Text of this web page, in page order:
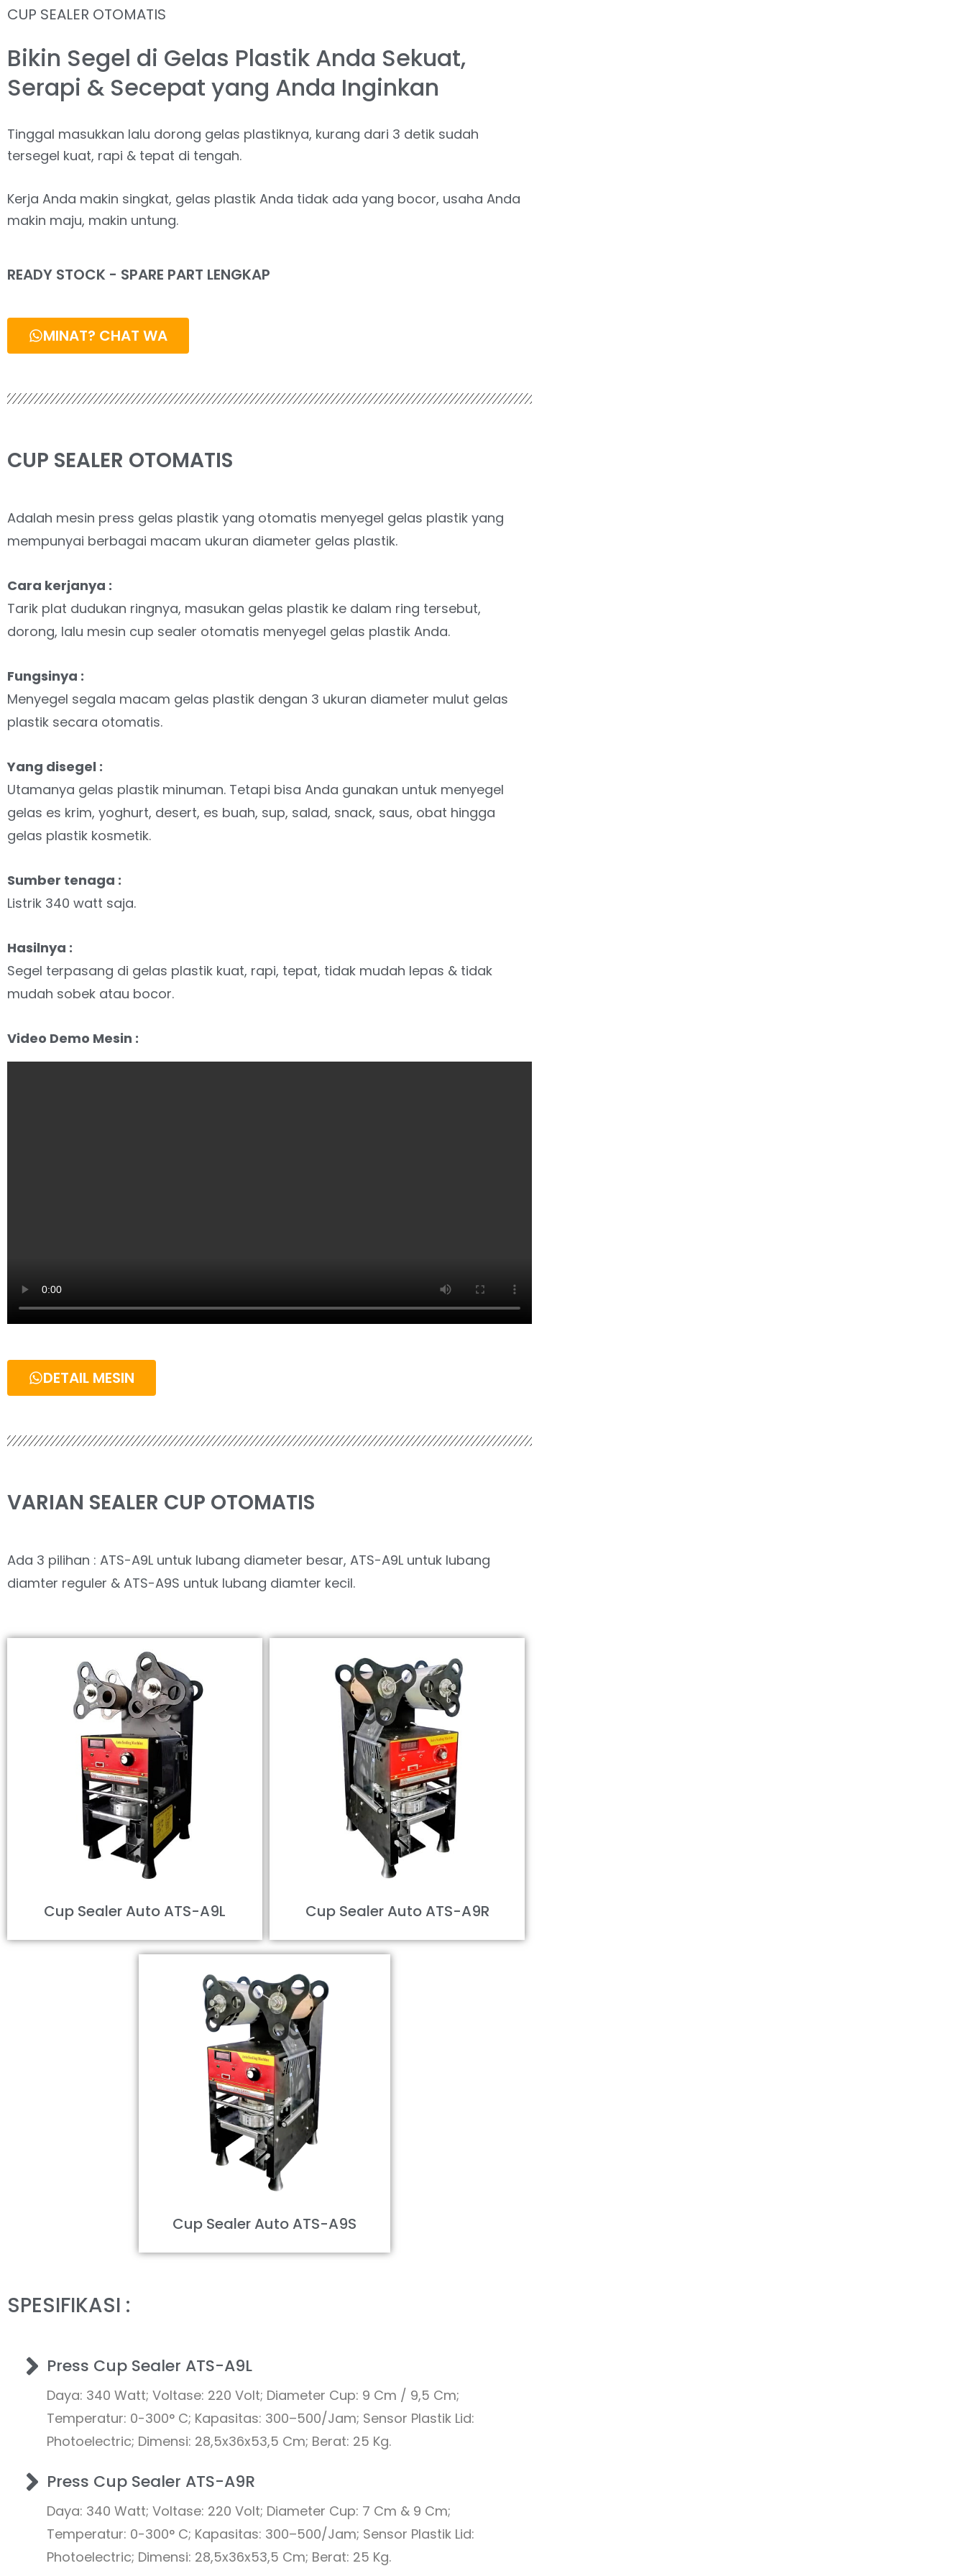
CUP SEALER OTOMATIS
Bikin Segel di Gelas Plastik Anda Sekuat,
Serapi & Secepat yang Anda Inginkan
Tinggal masukkan lalu dorong gelas plastiknya, kurang dari 3 detik sudah
tersegel kuat, rapi & tepat di tengah.
Kerja Anda makin singkat, gelas plastik Anda tidak ada yang bocor, usaha Anda
makin maju, makin untung.
READY STOCK - SPARE PART LENGKAP
MINAT? CHAT WA
CUP SEALER OTOMATIS
Adalah mesin press gelas plastik yang otomatis menyegel gelas plastik yang
mempunyai berbagai macam ukuran diameter gelas plastik.
Cara kerjanya :
Tarik plat dudukan ringnya, masukan gelas plastik ke dalam ring tersebut,
dorong, lalu mesin cup sealer otomatis menyegel gelas plastik Anda.
Fungsinya :
Menyegel segala macam gelas plastik dengan 3 ukuran diameter mulut gelas
plastik secara otomatis.
Yang disegel :
Utamanya gelas plastik minuman. Tetapi bisa Anda gunakan untuk menyegel
gelas es krim, yoghurt, desert, es buah, sup, salad, snack, saus, obat hingga
gelas plastik kosmetik.
Sumber tenaga :
Listrik 340 watt saja.
Hasilnya :
Segel terpasang di gelas plastik kuat, rapi, tepat, tidak mudah lepas & tidak
mudah sobek atau bocor.
Video Demo Mesin :
DETAIL MESIN
VARIAN SEALER CUP OTOMATIS
Ada 3 pilihan : ATS-A9L untuk lubang diameter besar, ATS-A9L untuk lubang
diamter reguler & ATS-A9S untuk lubang diamter kecil.
Cup Sealer Auto ATS-A9L Cup Sealer Auto ATS-A9R
Cup Sealer Auto ATS-A9S
SPESIFIKASI :
Press Cup Sealer ATS-A9L
Daya: 340 Watt; Voltase: 220 Volt; Diameter Cup: 9 Cm / 9,5 Cm;
Temperatur: 0-300° C; Kapasitas: 300–500/Jam; Sensor Plastik Lid:
Photoelectric; Dimensi: 28,5x36x53,5 Cm; Berat: 25 Kg.
Press Cup Sealer ATS-A9R
Daya: 340 Watt; Voltase: 220 Volt; Diameter Cup: 7 Cm & 9 Cm;
Temperatur: 0-300° C; Kapasitas: 300–500/Jam; Sensor Plastik Lid:
Photoelectric; Dimensi: 28,5x36x53,5 Cm; Berat: 25 Kg.